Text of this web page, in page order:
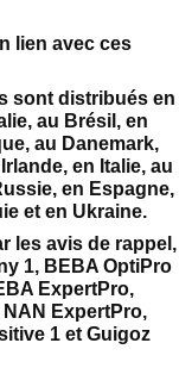
lien avec ces
sont distribués en
au Brésil, en
au Danemark,
en Italie, au
en Espagne,
et en Ukraine.
les avis de rappel,
1, BEBA OptiPro
ExpertPro,
NAN ExpertPro,
1 et Guigoz